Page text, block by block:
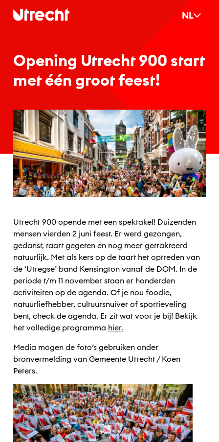
NL
Ope­ning Ut­recht 900 start
met één groot feest!
Utrecht 900 opende met een spektakel! Duizenden
mensen vierden 2 juni feest. Er werd gezongen,
gedanst, taart gegeten en nog meer getrakteerd
natuurlijk. Met als kers op de taart het optreden van
de ‘Utregse’ band Kensington vanaf de DOM. In de
periode t/m 11 november staan er honderden
activiteiten op de agenda. Of je nou foodie,
natuurliefhebber, cultuursnuiver of sportieveling
bent, check de agenda. Er zit wat voor je bij! Bekijk
het volledige programma hier.
Media mogen de foto’s gebruiken onder
bronvermelding van Gemeente Utrecht / Koen
Peters.